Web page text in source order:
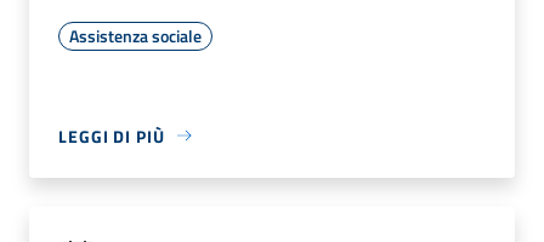
Assistenza sociale
LEGGI DI PIÙ